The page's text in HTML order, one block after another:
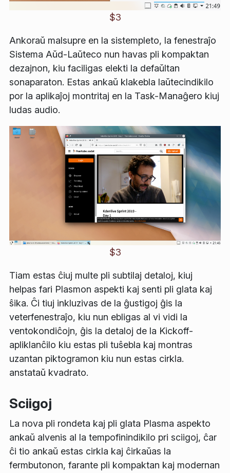
$3
Ankoraŭ malsupre en la sistempleto, la fenestraĵo
Sistema Aŭd-Laŭteco nun havas pli kompaktan
dezajnon, kiu faciligas elekti la defaŭltan
sonaparaton. Estas ankaŭ klakebla laŭtecindikilo
por la aplikaĵoj montritaj en la Task-Manaĝero kiuj
ludas audio.
$3
Tiam estas ĉiuj multe pli subtilaj detaloj, kiuj
helpas fari Plasmon aspekti kaj senti pli glata kaj
ŝika. Ĉi tiuj inkluzivas de la ĝustigoj ĝis la
veterfenestraĵo, kiu nun ebligas al vi vidi la
ventokondiĉojn, ĝis la detaloj de la Kickoff-
apliklanĉilo kiu estas pli tuŝebla kaj montras
uzantan piktogramon kiu nun estas cirkla.
anstataŭ kvadrato.
Sciigoj
La nova pli rondeta kaj pli glata Plasma aspekto
ankaŭ alvenis al la tempofinindikilo pri sciigoj, ĉar
ĉi tio ankaŭ estas cirkla kaj ĉirkaŭas la
fermbutonon, farante pli kompaktan kaj modernan